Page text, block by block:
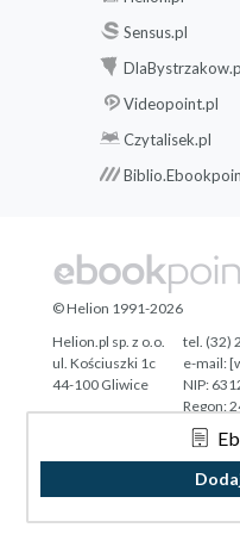
4.6.
Sensus.pl
Videopoint.pl
Czytalisek.pl
Tonik.pl
© Helion 1991-2026
Helion.pl sp. z o.o.
ul. Kościuszki 1c
44-100 Gliwice
tel. (32)
e-mail:
NIP:
Regon: